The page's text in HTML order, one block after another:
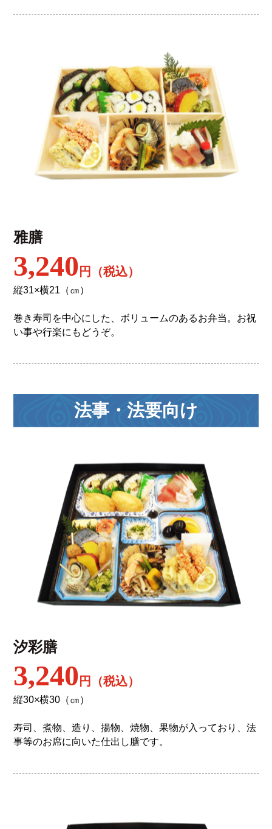
雅膳
3,240 円（税込）
縦31×横21（㎝）
巻き寿司を中心にした、ボリュームのあるお弁当。お祝
い事や行楽にもどうぞ。
法事・法要向け
汐彩膳
3,240 円（税込）
縦30×横30（㎝）
寿司、煮物、造り、揚物、焼物、果物が入っており、法
事等のお席に向いた仕出し膳です。